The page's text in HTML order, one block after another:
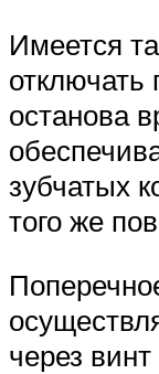
Имеется
отключать
останова
зубчатых
того же
через винт